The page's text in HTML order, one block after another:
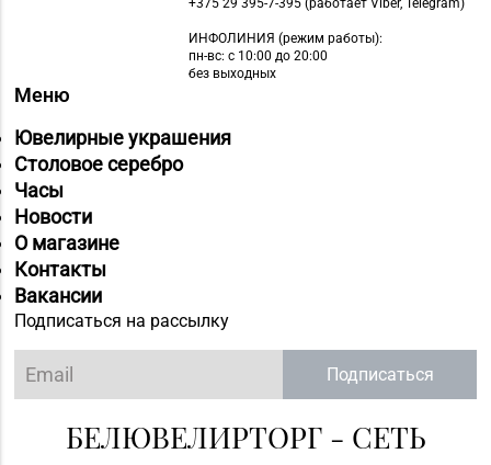
(временно
приостановлены
обменно-скупочные
+375 (17) 252-17-74
Магазин
+375 (17) 390-44-82
Магазин
№75 «БЕЛЮВЕЛИРТОРГ
OUTLETO» г. Минск, пр-
т Жукова, д. 44-13, пом.
№13-89 (ТЦ OUTLETO)
+375 29 395-7-395 (работает Viber, Telegram)
ИНФОЛИНИЯ (режим работы):
пн-вс: с 10:00 до 20:00
без выходных
Меню
Ювелирные украшения
Столовое серебро
Часы
Новости
О магазине
Контакты
Вакансии
Подписаться на рассылку
Подписаться
БЕЛЮВЕЛИРТОРГ - СЕТЬ